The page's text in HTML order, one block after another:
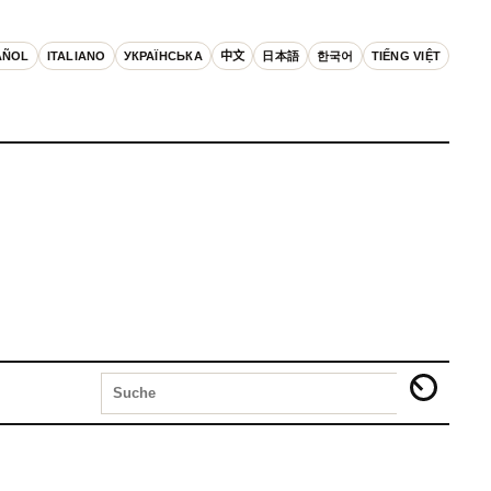
ITALIANO УКРАЇНСЬКА 中文 日本語 한국어 TIẾNG VIỆT